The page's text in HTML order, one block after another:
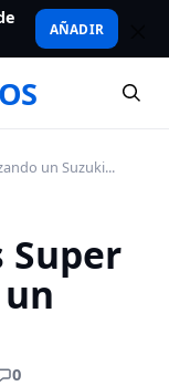
AÑADIR
un Suzuki...
Super
0